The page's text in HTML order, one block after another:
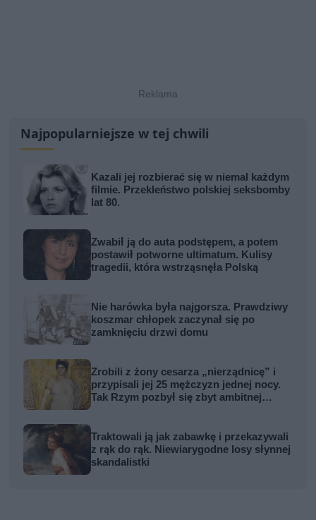
Najpopularniejsze w tej chwili
Kazali jej rozbierać się w niemal każdym
filmie. Przekleństwo polskiej seksbomby
lat 80.
Zwabił ją do auta podstępem, a potem
postawił potworne ultimatum. Kulisy
tragedii, która wstrząsnęła Polską
Nie harówka była najgorsza. Prawdziwy
koszmar chłopek zaczynał się po
zamknięciu drzwi domu
Zrobili z żony cesarza „nierządnicę” i
przypisali jej 25 mężczyzn jednej nocy.
Tak Rzym pozbył się zbyt ambitnej
Traktowali ją jak zabawkę i przekazywali
z rąk do rąk. Niewiarygodne losy słynnej
skandalistki